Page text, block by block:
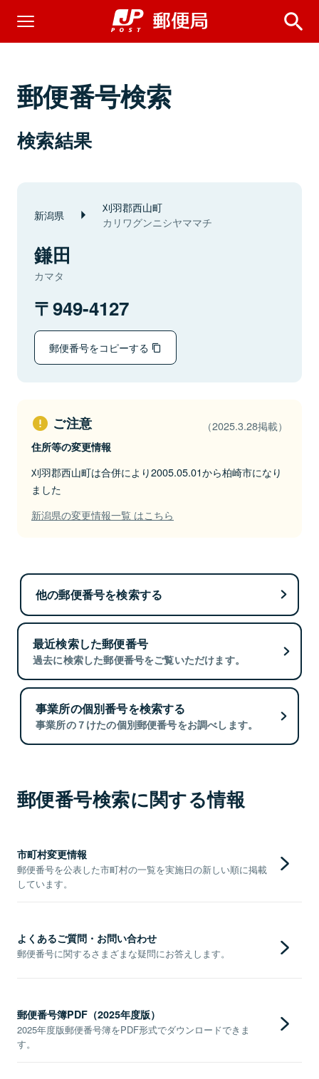
郵便番号検索
検索結果
新潟県 刈羽郡西山町
カリワグンニシヤママチ
鎌田
カマタ
949-4127
郵便番号をコピーする
ご注意 （2025.3.28掲載）
住所等の変更情報
刈羽郡西山町は合併により2005.05.01から柏崎市になり
ました
新潟県の変更情報一覧 はこちら
他の郵便番号を検索する
最近検索した郵便番号
過去に検索した郵便番号をご覧いただけます。
事業所の個別番号を検索する
事業所の７けたの個別郵便番号をお調べします。
郵便番号検索に関する情報
市町村変更情報
郵便番号を公表した市町村の一覧を実施日の新しい順に掲載
しています。
よくあるご質問・お問い合わせ
郵便番号に関するさまざまな疑問にお答えします。
郵便番号簿PDF（2025年度版）
2025年度版郵便番号簿をPDF形式でダウンロードできま
す。